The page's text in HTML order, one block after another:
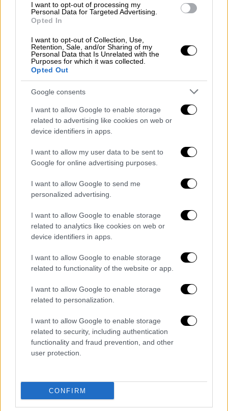
I want to opt-out of processing my
Personal Data for Targeted Advertising.
Opted In
I want to opt-out of Collection, Use,
Retention, Sale, and/or Sharing of my
Personal Data that Is Unrelated with the
Purposes for which it was collected.
Opted Out
Google consents
I want to allow Google to enable storage
related to advertising like cookies on web or
device identifiers in apps.
I want to allow my user data to be sent to
Google for online advertising purposes.
I want to allow Google to send me
personalized advertising.
I want to allow Google to enable storage
related to analytics like cookies on web or
device identifiers in apps.
I want to allow Google to enable storage
related to functionality of the website or app.
I want to allow Google to enable storage
related to personalization.
I want to allow Google to enable storage
related to security, including authentication
functionality and fraud prevention, and other
user protection.
CONFIRM
Μάλιστα λίγο αργότερα όταν ο Μανέ άνοιξε
το σκορ για τη Λίβερπουλ, ο Κλοπ...
αφιέρωσε το γκολ στον Ισπανό κόουτς των
Κανονιέρηδων!
Μετά το τέλος του αγώνα πάντως που
βρήκενικήτρια τη Λίβερπουλ με 4-0
προπονητές φάνηκε να έχουν εκτονωθεί
αφήνοντας στην άκρη τις (όποιες) διαφορές
τους. Πλησίασαν ο ένας τον άλλον και
ανταλλάξουν κουβέντα.